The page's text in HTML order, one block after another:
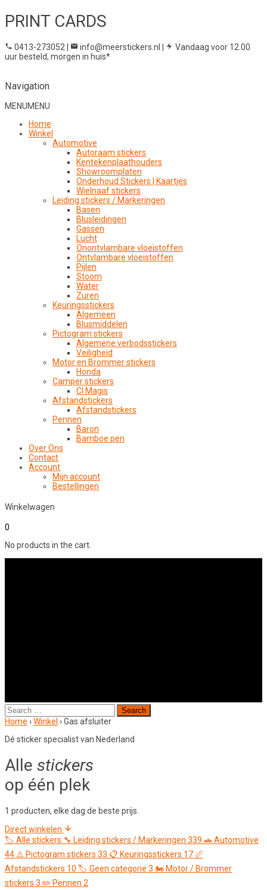
PRINT CARDS
0413-273052 | info@meerstickers.nl |
Vandaag voor 12.00
uur besteld, morgen in huis*
Navigation
MENUMENU
Home
Winkel
Automotive
Autoraam stickers
Kentekenplaathouders
Showroomplaten
Onderhoud Stickers | Kaartjes
Wielnaaf stickers
Leiding stickers / Markeringen
Basen
Blusleidingen
Gassen
Lucht
Onontvlambare vloeistoffen
Ontvlambare vloeistoffen
Pijlen
Stoom
Water
Zuren
Keuringsstickers
Algemeen
Blusmiddelen
Pictogram stickers
Algemene verbodsstickers
Veiligheid
Motor en Brommer stickers
Honda
Camper stickers
CI Magis
Afstandstickers
Afstandstickers
Pennen
Baron
Bamboe pen
Over Ons
Contact
Account
Mijn account
Bestellingen
Winkelwagen
0
No products in the cart.
Search
for:
Home ›Winkel ›Gas afsluiter
Dé sticker specialist van Nederland
Alle stickers
op één plek
1 producten, elke dag de beste prijs.
Direct winkelen
🏷️ Alle stickers 🔧 Leiding stickers / Markeringen 339 🚗Automotive
44 ⚠️ Pictogram stickers 33 📋 Keuringsstickers 17 📏
Afstandstickers 10 🏷️ Geen categorie 3 🏍️ Motor / Brommer
stickers 3 ✏️ Pennen 2